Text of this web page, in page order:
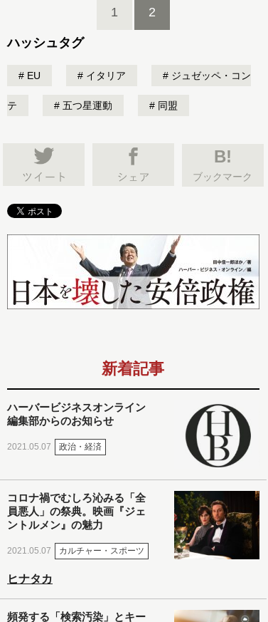
1 2
ハッシュタグ
EU イタリア ジュゼッペ・コン
テ 五つ星運動 同盟
B!
ブックマーク
新着記事
ハーバービジネスオンライン
編集部からのお知らせ
2021.05.07 政治・経済
コロナ禍でむしろ沁みる「全
員悪人」の祭典。映画『ジェ
ントルメン』の魅力
2021.05.07 カルチャー・スポーツ
ヒナタカ
頻発する「検索汚染」とキー